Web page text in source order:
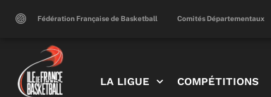
Fédération Française de Basketball Comités Départementaux
LA LIGUE COMPÉTITIONS